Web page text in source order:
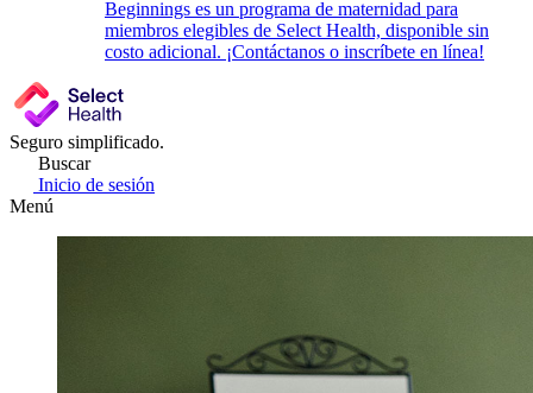
Beginnings es un programa de maternidad para
miembros elegibles de Select Health, disponible sin
costo adicional. ¡Contáctanos o inscríbete en línea!
Seguro simplificado.
Buscar
Inicio de sesión
Menú